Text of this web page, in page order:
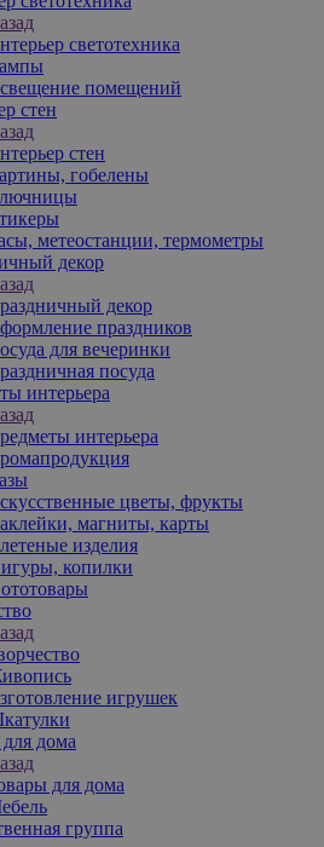
светотехника
помещений
стен
стен
гобелены
метеостанции, термометры
декор
декор
праздников
для вечеринки
посуда
интерьера
интерьера
цветы, фрукты
магниты, карты
изделия
копилки
игрушек
дома
для дома
группа